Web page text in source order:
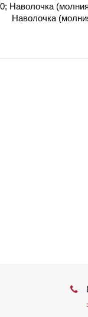
Наволочка
Наволочка